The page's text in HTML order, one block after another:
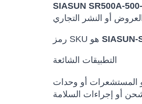
SIASUN SR500A-
SIASUN-
التطبيقات الشائعة
المستشعرات أو وحدات